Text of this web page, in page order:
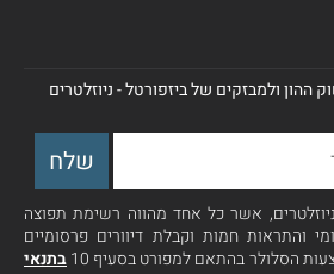
ההון ולמבזקים של ביזפורטל - ניוזלטרים
אשר כל אחד מהווה רשימת תפוצה
והתראות חמות וקבלת דיוורים פרסומיים
הסלולר בהתאם למפורט בסעיף 10
בתנאי